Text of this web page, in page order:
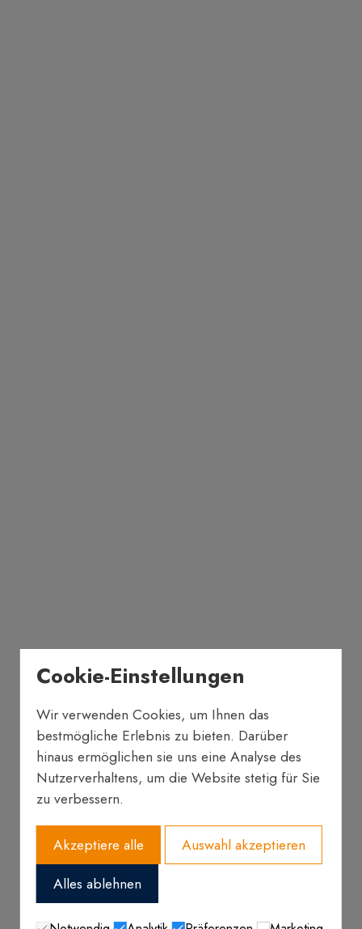
Cookie-Einstellungen
Wir verwenden Cookies, um Ihnen das
bestmögliche Erlebnis zu bieten. Darüber
hinaus ermöglichen sie uns eine Analyse des
Nutzerverhaltens, um die Website stetig für Sie
zu verbessern.
Akzeptiere alle
Auswahl akzeptieren
Alles ablehnen